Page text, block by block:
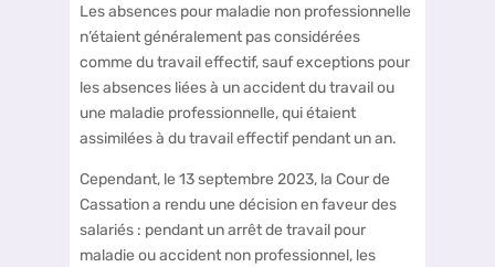
Les absences pour maladie non professionnelle
n’étaient généralement pas considérées
comme du travail effectif, sauf exceptions pour
les absences liées à un accident du travail ou
une maladie professionnelle, qui étaient
assimilées à du travail effectif pendant un an.
Cependant, le 13 septembre 2023, la Cour de
Cassation a rendu une décision en faveur des
salariés : pendant un arrêt de travail pour
maladie ou accident non professionnel, les